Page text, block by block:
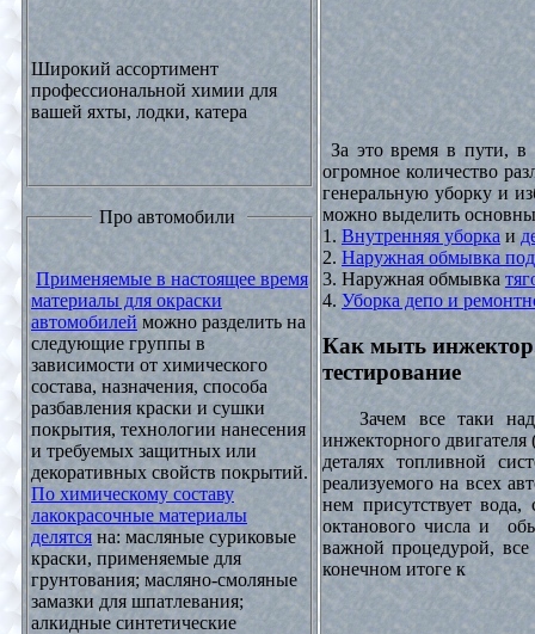
Широкий ассортимент
профессиональной химии для
вашей яхты, лодки, катера
Про автомобили
Применяемые в настоящее время
материалы для окраски
автомобилей можно разделить на
следующие группы в
зависимости от химического
состава, назначения, способа
разбавления краски и сушки
покрытия, технологии нанесения
и требуемых защитных или
декоративных свойств покрытий.
По химическому составу
лакокрасочные материалы
делятся на: масляные суриковые
краски, применяемые для
грунтования; масляно-смоляные
замазки для шпатлевания;
алкидные синтетические
За это время в пути, в
огромное количество
генеральную уборку и
можно выделить
1. Внутренняя уборка и
2. Наружная обмывка
3. Наружная обмывка
4. Уборка депо и
Как мыть
тестирование
Зачем все таки
инжекторного
деталях топливной
реализуемого на всех
нем присутствует
октанового числа и
важной процедурой, все
конечном итоге к